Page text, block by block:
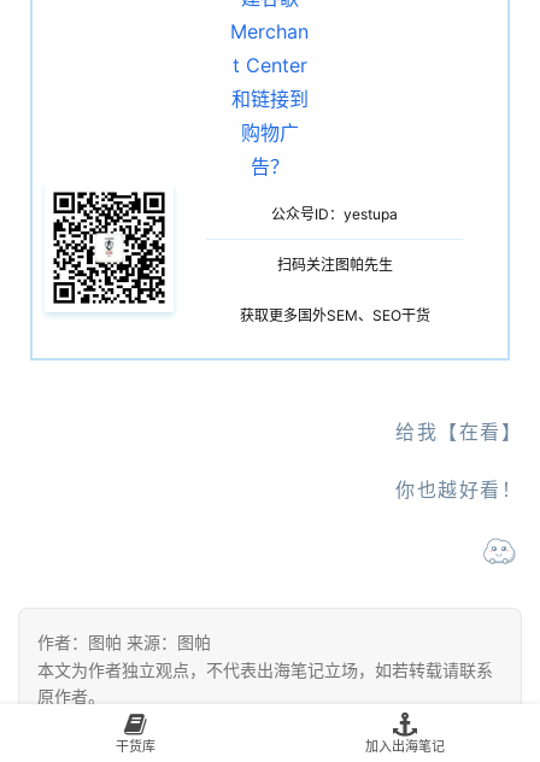
公众号ID：yestupa
扫码关注图帕先生
获取更多国外SEM、SEO干货
给我【在看】
你也越好看！
作者：图帕 来源：图帕
本文为作者独立观点，不代表出海笔记立场，如若转载请联系
原作者。
干货库 加入出海笔记